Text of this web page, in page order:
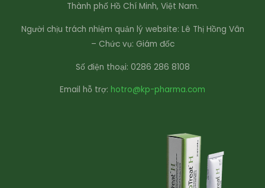
Thành phố Hồ Chí Minh, Việt Nam.
Người chịu trách nhiệm quản lý website: Lê Thị Hồng Vân
– Chức vụ: Giám đốc
Số điện thoại: 0286 286 8108
Email hỗ trợ: hotro@kp-pharma.com